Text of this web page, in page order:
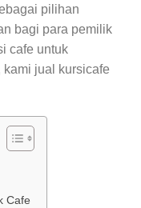
pilihan
bagi para pemilik
cafe untuk
jual kursicafe
Cafe